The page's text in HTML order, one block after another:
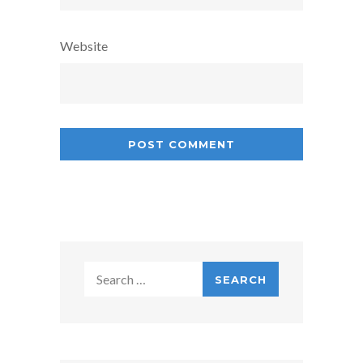
Website